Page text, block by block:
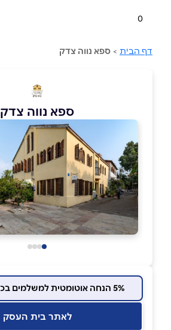
0
דף הבית > ספא נווה צדק
ספא נווה צדק
5% הנחה אוטומטית למשלמים בכרטיס המועדון
לאתר בית העסק